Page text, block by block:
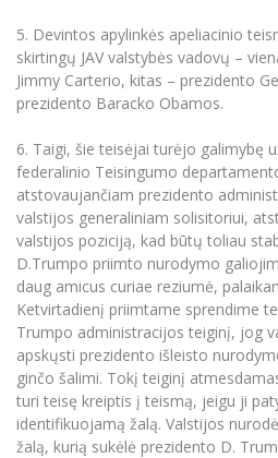
Intranetas
eDVS
Microsoft Office 365
MRU mobilios
Pagalbos sistema
Profesinė sąjunga
Kontaktų paieška
5. Devintos apylinkės apeliacinio
skirtingų JAV valstybės vadovų –
Jimmy Carterio, kitas – prezidento
prezidento Baracko Obamos.
6. Taigi, šie teisėjai turėjo galimybę
federalinio Teisingumo
atstovaujančiam prezidento
valstijos generaliniam solisitoriui,
valstijos poziciją, kad būtų toliau
D.Trumpo priimto nurodymo
daug amicus curiae reziumė,
Ketvirtadienį priimtame sprendime
Trumpo administracijos teiginį, jog
apskųsti prezidento išleisto
ginčo šalimi. Tokį teiginį
turi teisę kreiptis į teismą, jeigu ji
identifikuojamą žalą. Valstijos
žalą, kurią sukėlė prezidento D.